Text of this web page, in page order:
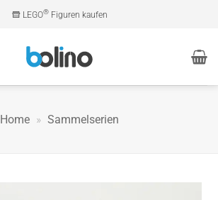
LEGO®Figuren kaufen
Home » Sammelserien